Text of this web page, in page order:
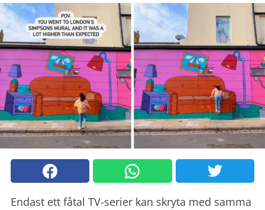
Endast ett fåtal TV-serier kan skryta med samma